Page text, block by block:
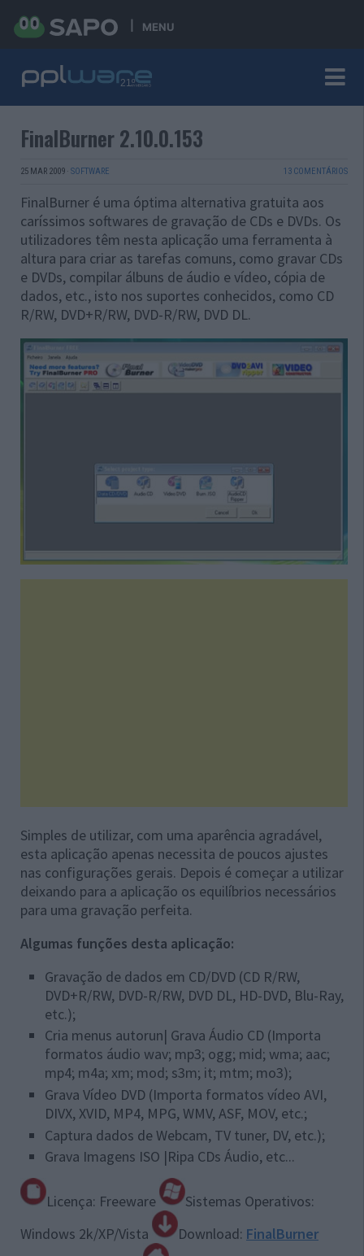
MENU
FinalBurner 2.10.0.153
25 MAR 2009 · SOFTWARE 13 COMENTÁRIOS
FinalBurner é uma óptima alternativa gratuita aos
caríssimos softwares de gravação de CDs e DVDs. Os
utilizadores têm nesta aplicação uma ferramenta à
altura para criar as tarefas comuns, como gravar CDs
e DVDs, compilar álbuns de áudio e vídeo, cópia de
dados, etc., isto nos suportes conhecidos, como CD
R/RW, DVD+R/RW, DVD-R/RW, DVD DL.
Simples de utilizar, com uma aparência agradável,
esta aplicação apenas necessita de poucos ajustes
nas configurações gerais. Depois é começar a utilizar
deixando para a aplicação os equilíbrios necessários
para uma gravação perfeita.
Algumas funções desta aplicação:
Gravação de dados em CD/DVD (CD R/RW,
DVD+R/RW, DVD-R/RW, DVD DL, HD-DVD, Blu-Ray,
etc.);
Cria menus autorun| Grava Áudio CD (Importa
formatos áudio wav; mp3; ogg; mid; wma; aac;
mp4; m4a; xm; mod; s3m; it; mtm; mo3);
Grava Vídeo DVD (Importa formatos vídeo AVI,
DIVX, XVID, MP4, MPG, WMV, ASF, MOV, etc.;
Captura dados de Webcam, TV tuner, DV, etc.);
Grava Imagens ISO |Ripa CDs Áudio, etc...
Licença: Freeware
Sistemas Operativos:
Windows 2k/XP/Vista
Download: FinalBurner